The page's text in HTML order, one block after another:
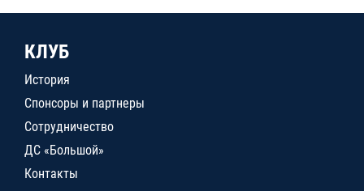
КЛУБ
История
Спонсоры и партнеры
Сотрудничество
ДС «Большой»
Контакты